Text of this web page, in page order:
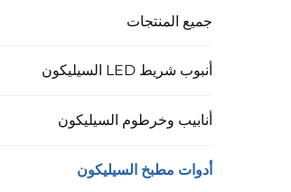
جميع المنتجات
أنبوب شريط LED السيليكون
أنابيب وخرطوم السيليكون
أدوات مطبخ السيليكون